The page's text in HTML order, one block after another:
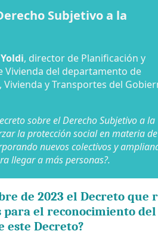
Subjetivo a la
, director de Planificación y
Vivienda del departamento de
y Transportes del
sobre el Derecho Subjetivo a la
la protección social en materia de
nuevos colectivos y
llegar a más personas?.
de 2023 el Decreto que
el reconocimiento del
este Decreto?